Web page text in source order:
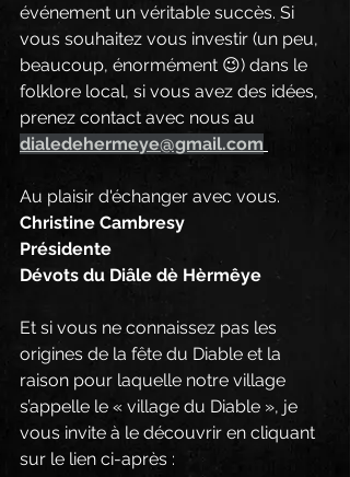
événement un véritable succès. Si
vous souhaitez vous investir (un peu,
beaucoup, énormément 😉) dans le
folklore local, si vous avez des idées,
prenez contact avec nous au
dialedehermeye@gmail.com
Au plaisir d'échanger avec vous.
Christine Cambresy
Présidente
Dévots du Diâle dè Hèrmêye
Et si vous ne connaissez pas les
origines de la fête du Diable et la
raison pour laquelle notre village
s’appelle le « village du Diable », je
vous invite à le découvrir en cliquant
sur le lien ci-après :